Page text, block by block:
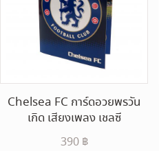
Chelsea FC การ์ดอวยพรวัน
เกิด เสียงเพลง เชลซี
390 ฿